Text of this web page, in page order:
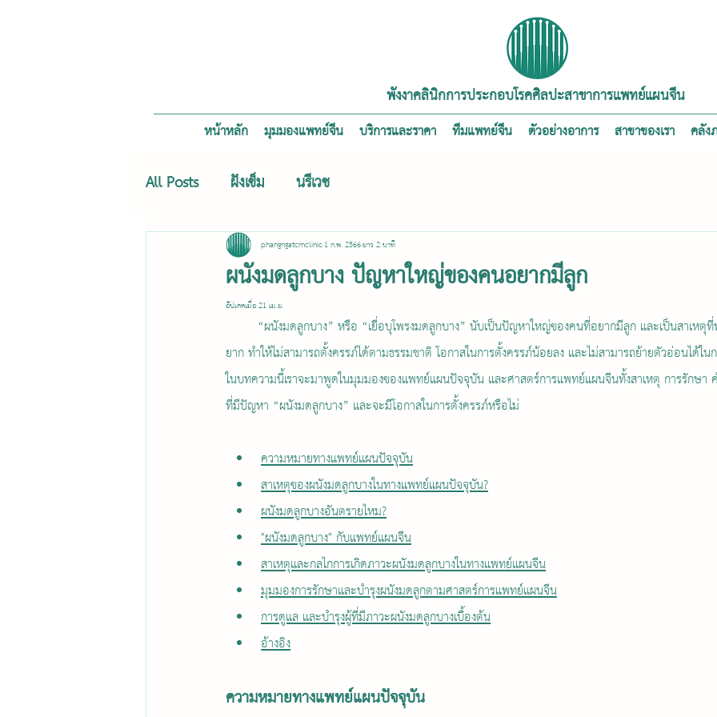
พังงาคลินิกการประกอบโรคศิลปะสาขาการแพทย์แผนจีน
หน้าหลัก มุมมองแพทย์จีน บริการและราคา ทีมแพทย์จีน ตัวอย่างอาการ สาขาของเรา คลัง
All Posts ฝังเข็ม นรีเวช
ผนังมดลูกบาง ปัญหาใหญ่ของคนอยากมีลูก
phangngatcmclinic1 ก.พ. 2566ยาว 2 นาที
อัปเดตเมื่อ21 เม.ย.
ยาก ทำให้ไม่สามารถตั้งครรภ์ได้ตามธรรมชาติ โอกาสในการตั้งครรภ์น้อยลง และไม่สามารถย้ายตัวอ่อนได้ใ
ในบทความนี้เราจะมาพูดในมุมมองของแพทย์แผนปัจจุบัน และศาสตร์การแพทย์แผนจีนทั้งสาเหตุ การรักษา
ที่มีปัญหา “ผนังมดลูกบาง” และจะมีโอกาสในการตั้งครรภ์หรือไม่
ความหมายทางแพทย์แผนปัจจุบัน
สาเหตุของผนังมดลูกบางในทางแพทย์แผนปัจจุบัน?
ผนังมดลูกบางอันตรายไหม?
"ผนังมดลูกบาง" กับแพทย์แผนจีน
สาเหตุและกลไกการเกิดภาวะผนังมดลูกบางในทางแพทย์แผนจีน
มุมมองการรักษาและบำรุงผนังมดลูกตามศาสตร์การแพทย์แผนจีน
การดูแล และบำรุงผู้ที่มีภาวะผนังมดลูกบางเบื้องต้น
อ้างอิง
ความหมายทางแพทย์แผนปัจจุบัน